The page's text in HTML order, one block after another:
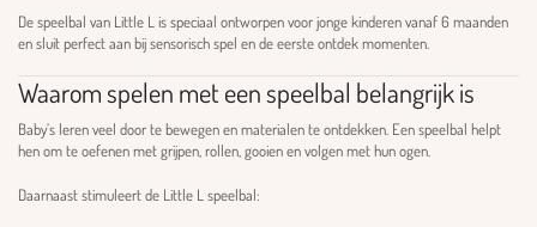
De speelbal van Little L is speciaal ontworpen voor jonge kinderen vanaf 6 maanden
en sluit perfect aan bij sensorisch spel en de eerste ontdek momenten.
Waarom spelen met een speelbal belangrijk is
Baby’s leren veel door te bewegen en materialen te ontdekken. Een speelbal helpt
hen om te oefenen met grijpen, rollen, gooien en volgen met hun ogen.
Daarnaast stimuleert de Little L speelbal: